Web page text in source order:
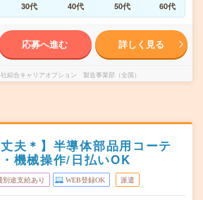
30代 40代 50代 60代
応募へ進む 詳しく見る
綜合キャリアオプション 製造事業部（全国）
夫＊】半導体部品用コーテ
機械操作/日払いOK
別途支給あり WEB登録OK 派遣